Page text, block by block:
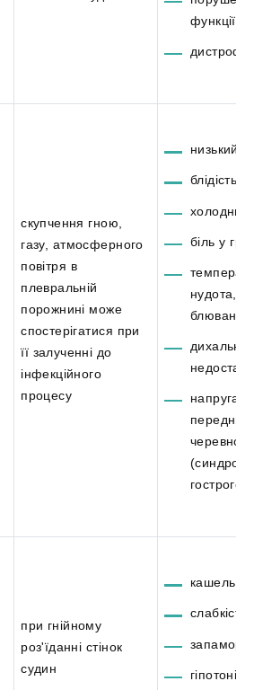
функції
дистрофія
скупчення гною,
газу, атмосферного
повітря в
плевральній
порожнині може
спостерігатися при
її залученні до
інфекційного
процесу
низький
блідість
холодний
біль у
нудота,
дихальна
напруга
передньої
черевної
(синдром
гострого
при гнійному
роз'їданні стінок
судин
кашель
слабкість;
гіпотонія;